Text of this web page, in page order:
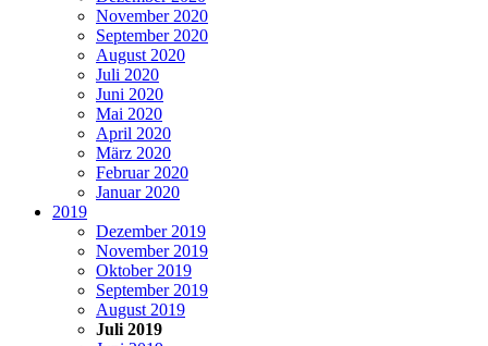
November 2020
September 2020
August 2020
Juli 2020
Juni 2020
Mai 2020
April 2020
März 2020
Februar 2020
Januar 2020
2019
Dezember 2019
November 2019
Oktober 2019
September 2019
August 2019
Juli 2019